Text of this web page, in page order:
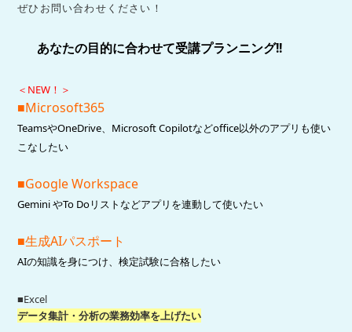
ぜひお問い合わせください！
あなたの目的に合わせて受講プランニング!!
＜NEW！＞
■Microsoft365
TeamsやOneDrive、Microsoft Copilotなどoffice以外のアプリも使い
こなしたい
■Google Workspace
Gemini やTo Doリストなどアプリを連動して使いたい
■生成AIパスポート
AIの知識を身につけ、検定試験に合格したい
■Excel
データ集計・分析の業務効率を上げたい